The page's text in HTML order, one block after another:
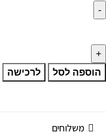
הוספה לסל לרכישה
משלוחים